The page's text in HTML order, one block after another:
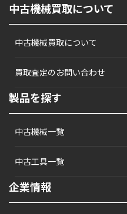
中古機械買取について
中古機械買取について
買取査定のお問い合わせ
製品を探す
中古機械一覧
中古工具一覧
企業情報